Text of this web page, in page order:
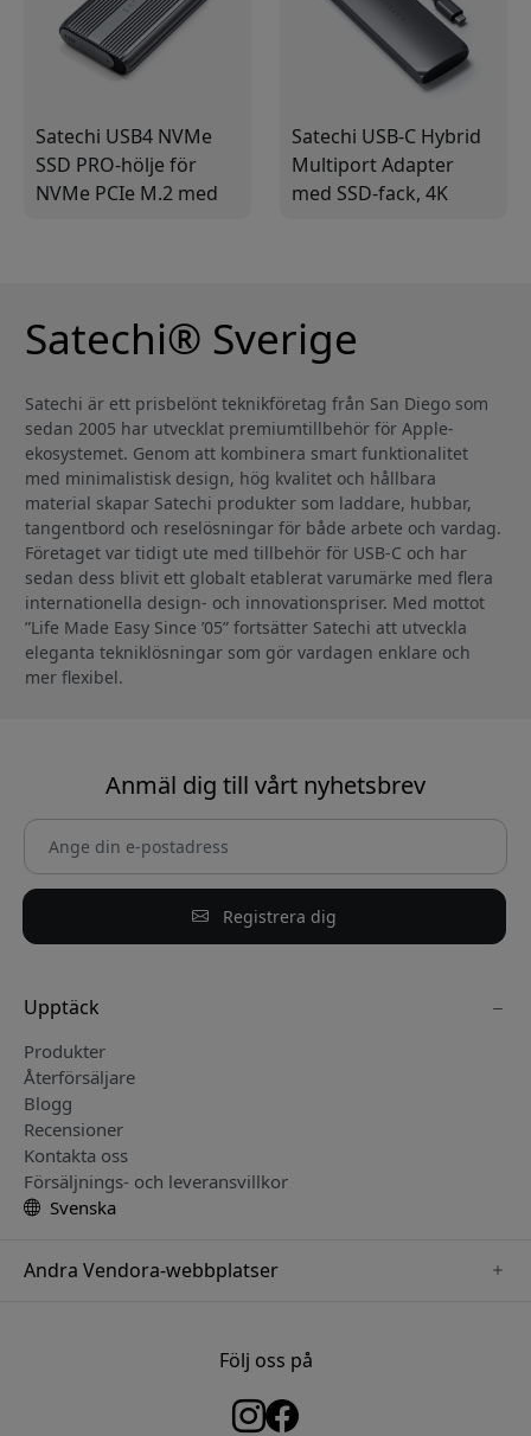
Satechi USB4 NVMe
SSD PRO-hölje för
NVMe PCIe M.2 med
Satechi USB-C Hybrid
Multiport Adapter
med SSD-fack, 4K
Satechi® Sverige
Satechi är ett prisbelönt teknikföretag från San Diego som
sedan 2005 har utvecklat premiumtillbehör för Apple-
ekosystemet. Genom att kombinera smart funktionalitet
med minimalistisk design, hög kvalitet och hållbara
material skapar Satechi produkter som laddare, hubbar,
tangentbord och reselösningar för både arbete och vardag.
Företaget var tidigt ute med tillbehör för USB-C och har
sedan dess blivit ett globalt etablerat varumärke med flera
internationella design- och innovationspriser. Med mottot
”Life Made Easy Since ’05” fortsätter Satechi att utveckla
eleganta tekniklösningar som gör vardagen enklare och
mer flexibel.
Anmäl dig till vårt nyhetsbrev
Registrera dig
Upptäck
Produkter
Återförsäljare
Blogg
Recensioner
Kontakta oss
Försäljnings- och leveransvillkor
Svenska
Andra Vendora-webbplatser
Följ oss på